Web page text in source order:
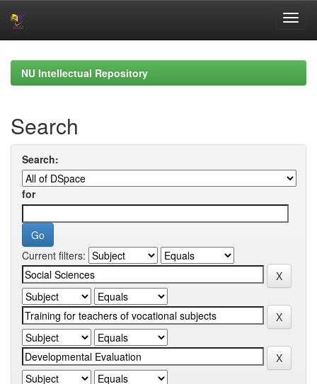
navigationNU Intellectual Repository
Search
Search:
for
Current filters: